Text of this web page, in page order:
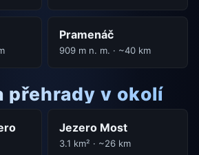
Pramenáč
909 m n. m. · ~40 km
přehrady v okolí
Jezero Most
3.1 km² · ~26 km